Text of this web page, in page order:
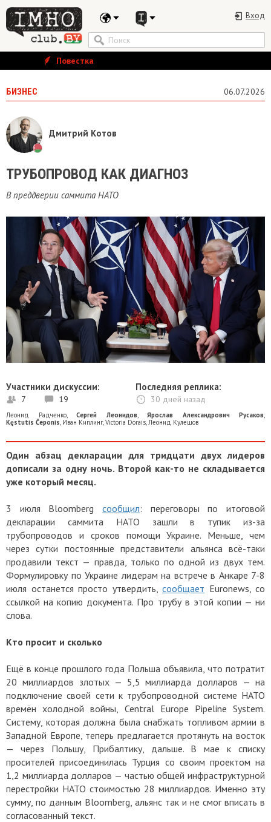
Вход
Повестка
БИЗНЕС 06.07.2026
Дмитрий Котов
ТРУБОПРОВОД КАК ДИАГНОЗ
В преддверии саммита НАТО
Участники дискуссии:
7 19
Последняя реплика:
30 дней назад
Леонид Радченко, Сергей Леонидов, Ярослав Александрович Русаков,
Kęstutis Čeponis, Иван Киплинг,Victoria Dorais,Леонид Кулешов
Один абзац декларации для тридцати двух лидеров
дописали за одну ночь. Второй как-то не складывается
уже который месяц.
3 июля Bloomberg сообщил: переговоры по итоговой
декларации саммита НАТО зашли в тупик из-за
трубопроводов и сроков помощи Украине. Меньше, чем
через сутки постоянные представители альянса всё-таки
продавили текст — правда, только по одной из двух тем.
Формулировку по Украине лидерам на встрече в Анкаре 7-8
июля останется просто утвердить, сообщает Euronews, со
ссылкой на копию документа. Про трубу в этой копии — ни
слова.
Кто просит и сколько
Ещё в конце прошлого года Польша объявила, что потратит
20 миллиардов злотых — 5,5 миллиарда долларов — на
подключение своей сети к трубопроводной системе НАТО
времён холодной войны, Central Europe Pipeline System.
Систему, которая должна была снабжать топливом армии в
Западной Европе, теперь предлагается протянуть на восток
— через Польшу, Прибалтику, дальше. В мае к списку
просителей присоединилась Турция со своим проектом на
1,2 миллиарда долларов — частью общей инфраструктурной
перестройки НАТО стоимостью 28 миллиардов. Именно эту
сумму, по данным Bloomberg, альянс так и не смог вписать в
согласованный текст.